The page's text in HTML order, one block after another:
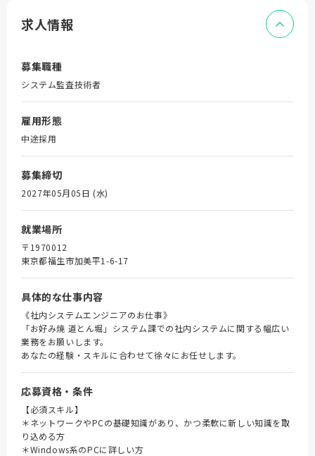
求人情報
募集職種
システム監査技術者
雇用形態
中途採用
募集締切
2027年05月05日 (水)
就業場所
〒1970012
東京都福生市加美平1-6-17
具体的な仕事内容
《社内システムエンジニアのお仕事》
「お好み焼 道とん堀」システム課での社内システムに関する幅広い
業務をお願いします。
あなたの経験・スキルに合わせて徐々にお任せします。
応募資格・条件
【必須スキル】
＊ネットワークやPCの基礎知識があり、かつ柔軟に新しい知識を取
り込める方
＊Windows系のPCに詳しい方